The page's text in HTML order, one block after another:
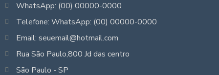
WhatsApp: (00) 00000-0000
Telefone: WhatsApp: (00) 00000-0000
Email: seuemail@hotmail.com
Rua São Paulo,800 Jd das centro
São Paulo - SP